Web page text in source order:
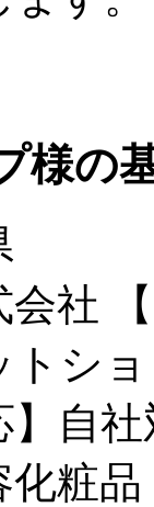
様の
会社
トシ
】自
化粧品